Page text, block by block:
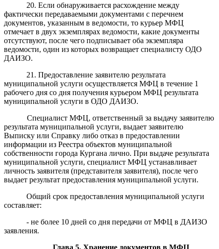
20. Если обнаруживается расхождение между
фактически передаваемыми документами с перечнем
документов, указанным в ведомости, то курьер МФЦ
отмечает в двух экземплярах ведомости, какие документы
отсутствуют, после чего подписывает оба экземпляра
ведомости, один из которых возвращает специалисту ОДО
ДАИЗО.
21. Предоставление заявителю результата
муниципальной услуги осуществляется МФЦ в течение 1
рабочего дня со дня получения курьером МФЦ результата
муниципальной услуги в ОДО ДАИЗО.
Специалист МФЦ, ответственный за выдачу заявителю
результата муниципальной услуги, выдает заявителю
Выписку или Справку либо отказ в предоставлении
информации из Реестра объектов муниципальной
собственности города Кургана лично. При выдаче результата
муниципальной услуги, специалист МФЦ устанавливает
личность заявителя (представителя заявителя), после чего
выдает результат предоставления муниципальной услуги.
Общий срок предоставления муниципальной услуги
составляет:
- не более 10 дней со дня передачи от МФЦ в ДАИЗО
заявления.
Глава 5.Хранение документов в МФЦ